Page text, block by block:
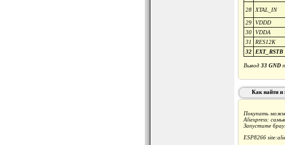
28 XTAL_IN
29 VDDD
30 VDDA
31
RES12K
32
EXT_RSTB
Вывод 33 GND
Как найти и
Покупать
Aliexpress:
Запустите
ESP8266